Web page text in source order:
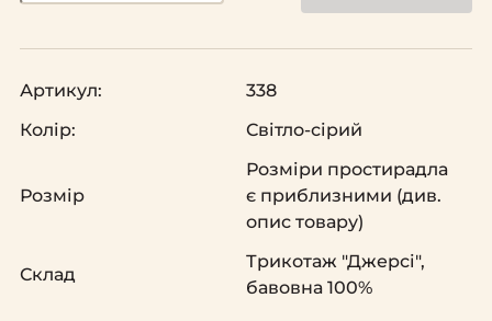
Артикул:
338
Колір:
Світло-сірий
Розмір
Розміри простирадла
є приблизними (див.
опис товару)
Склад
Трикотаж "Джерсі",
бавовна 100%